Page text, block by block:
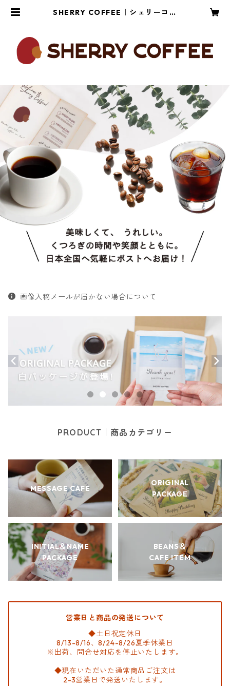
SHERRY COFFEE｜シェリーコー
画像入稿メールが届かない場合について
PRODUCT｜商品カテゴリー
MESSAGE CAFE
ORIGINAL
PACKAGE
INITIAL＆NAME
PACKAGE
BEANS＆
CAFE ITEM
営業日と商品の発送について
◆土日祝定休日
8/13-8/16、8/24-8/26夏季休業日
※出荷、問合せ対応を停止いたします。
◆現在いただいた通常商品ご注文は
2-3営業日で発送いたします。